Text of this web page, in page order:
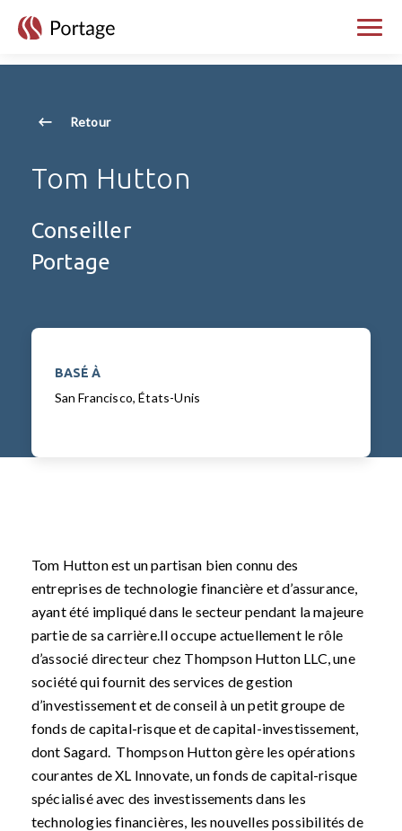
Retour
Tom Hutton
Conseiller
Portage
BASÉ À
San Francisco, États-Unis
Tom Hutton est un partisan bien connu des
entreprises de technologie financière et d’assurance,
ayant été impliqué dans le secteur pendant la majeure
partie de sa carrière.Il occupe actuellement le rôle
d’associé directeur chez Thompson Hutton LLC, une
société qui fournit des services de gestion
d’investissement et de conseil à un petit groupe de
fonds de capital-risque et de capital-investissement,
dont Sagard. Thompson Hutton gère les opérations
courantes de XL Innovate, un fonds de capital-risque
spécialisé avec des investissements dans les
technologies financières, les nouvelles possibilités de